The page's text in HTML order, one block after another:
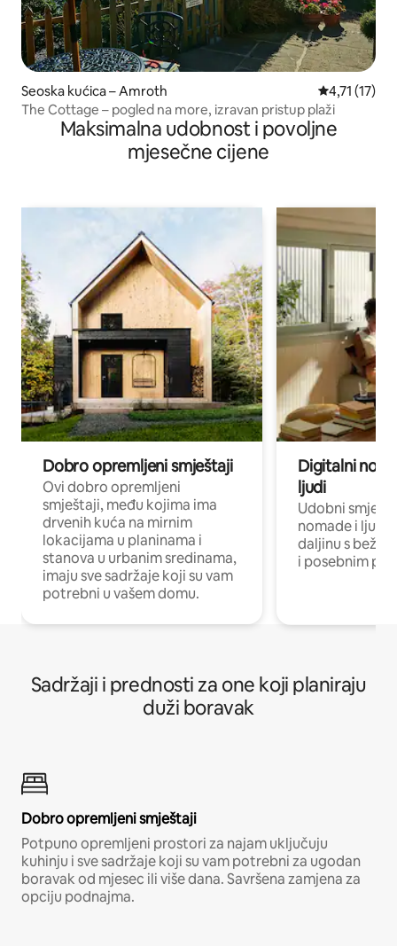
Seoska kućica – Amroth Prosječna
4,71 (17)
The Cottage – pogled na more, izravan pristup plaži
Maksimalna udobnost i povoljne
mjesečne cijene
Dobro opremljeni smještaji
Ovi dobro opremljeni
smještaji, među kojima ima
drvenih kuća na mirnim
lokacijama u planinama i
stanova u urbanim sredinama,
imaju sve sadržaje koji su vam
potrebni u vašem domu.
Digitalni
ljudi
Udobni
nomade i ljude
daljinu s
i posebnim
Sadržaji i prednosti za one koji planiraju
duži boravak
Dobro opremljeni smještaji
Potpuno opremljeni prostori za najam uključuju
kuhinju i sve sadržaje koji su vam potrebni za ugodan
boravak od mjesec ili više dana. Savršena zamjena za
opciju podnajma.